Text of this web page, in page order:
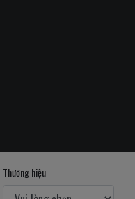
Thương hiệu